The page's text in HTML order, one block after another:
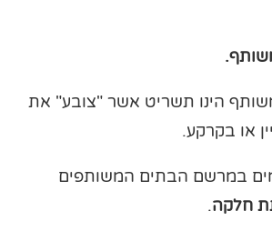
הינו תשריט אשר "צובע" את
או בקרקע.
במרשם הבתים המשותפים
חלקה.